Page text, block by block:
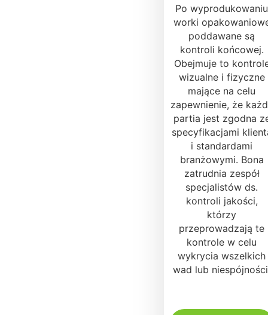
Po wyprodukowaniu
worki
poddawane są
kontroli końcowej.
Obejmuje to
wizualne i fizyczne
mające na celu
zapewnienie, że
partia jest zgodna
specyfikacjami
i standardami
branżowymi. Bona
zatrudnia zespół
specjalistów ds.
kontroli jakości,
którzy
przeprowadzają te
kontrole w celu
wykrycia wszelkich
wad lub